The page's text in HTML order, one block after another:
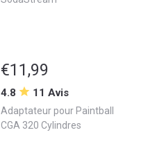
€11,99
4.8 11 Avis
Adaptateur pour Paintball
CGA 320 Cylindres